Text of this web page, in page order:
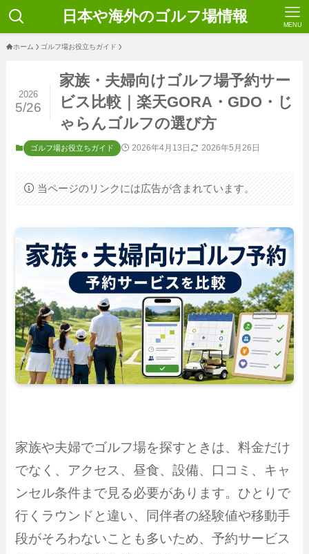
日本や海外のゴルフ場情報 MENU
ホーム ゴルフ場お役立ちガイド
家族・夫婦向けゴルフ場予約サー
ビス比較｜楽天GORA・GDO・じ
ゃらんゴルフの選び方
2026
5/26
ゴルフ場お役立ちガイド 2026年4月13日 2026年5月26日
当ページのリンクには広告が含まれています。
家族や夫婦でゴルフ場を探すときは、料金だけ
でなく、アクセス、昼食、設備、口コミ、キャ
ンセル条件まで見る必要があります。ひとりで
行くラウンドと違い、同伴者の経験値や移動手
段がそろわないことも多いため、予約サービス